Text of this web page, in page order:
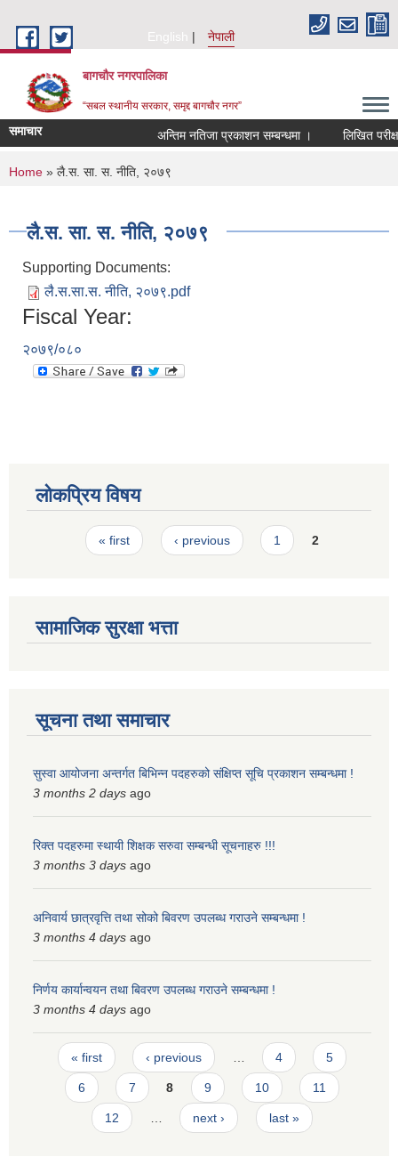
English
नेपाली
बागचौर नगरपालिका
“सबल स्थानीय सरकार, समृद्द बागचौर नगर”
समाचार अन्तिम नतिजा प्रकाशन सम्बन्धमा । लिखित
You are here
Home » लै.स. सा. स. नीति, २०७९
लै.स. सा. स. नीति, २०७९
Supporting Documents:
लै.स.सा.स. नीति, २०७९.pdf
Fiscal Year:
२०७९/०८०
लोकप्रिय विषय
Pages« first ‹ previous 1 2
सामाजिक सुरक्षा भत्ता
सूचना तथा समाचार
सुस्वा आयोजना अन्तर्गत बिभिन्न पदहरुको संक्षिप्त सूचि प्रकाशन सम्बन्धमा !
3 months 2 days ago
रिक्त पदहरुमा स्थायी शिक्षक सरुवा सम्बन्धी सूचनाहरु !!!
3 months 3 days ago
अनिवार्य छात्रवृत्ति तथा सोको बिवरण उपलब्ध गराउने सम्बन्धमा !
3 months 4 days ago
निर्णय कार्यान्वयन तथा बिवरण उपलब्ध गराउने सम्बन्धमा !
3 months 4 days ago
Pages
« first ‹ previous … 4 5
6 7 8 9 10 11
12 … next › last »